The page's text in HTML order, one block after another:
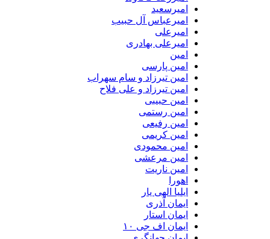
امیرسعید
امیرعباس آل حبیب
امیرعلی
امیرعلی بهادری
امین
امین پارسی
امین تیرزاد و سام سهراب
امین تیرزاد و علی فلاح
امین حبیبی
امین رستمی
امین رفیعی
امین کریمی
امین محمودی
امین مرعشی
امین ناریت
اهورا
ایلیا الهی یار
ایمان آذری
ایمان استار
ایمان اف جی ۱۰